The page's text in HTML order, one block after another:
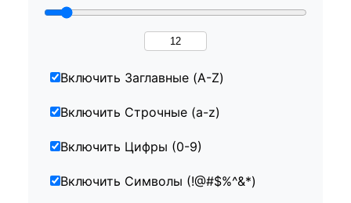
Включить Заглавные (A-Z)
Включить Строчные (a-z)
Включить Цифры (0-9)
Включить Символы (!@#$%^&*)